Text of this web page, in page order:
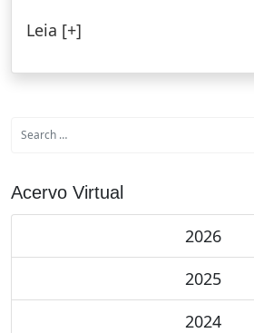
Leia [+]
Acervo Virtual
2026
2025
2024